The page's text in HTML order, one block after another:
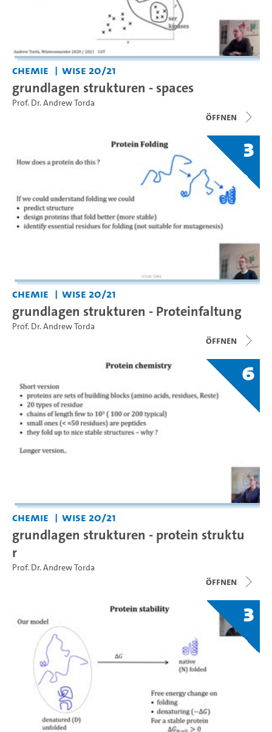
Chemie WiSe 20/21
grundlagen strukturen - spaces
Prof. Dr. Andrew Torda
Öffnen
3
Chemie WiSe 20/21
grundlagen strukturen - Proteinfaltung
Prof. Dr. Andrew Torda
Öffnen
6
Chemie WiSe 20/21
grundlagen strukturen - protein struktu
r
Prof. Dr. Andrew Torda
Öffnen
3